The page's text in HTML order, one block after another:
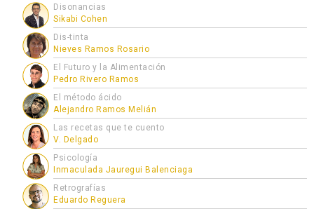
Disonancias
Sikabi Cohen
Dis-tinta
Nieves Ramos Rosario
El Futuro y la Alimentación
Pedro Rivero Ramos
El método ácido
Alejandro Ramos Melián
Las recetas que te cuento
V. Delgado
Psicología
Inmaculada Jauregui Balenciaga
Retrografías
Eduardo Reguera